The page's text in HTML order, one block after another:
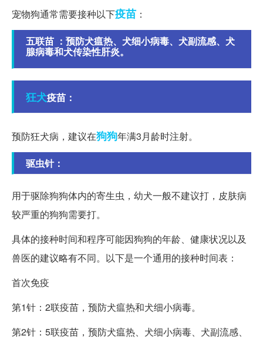
宠物狗通常需要接种以下疫苗 ：
五联苗 ：预防犬瘟热、犬细小病毒、犬副流感、犬
腺病毒和犬传染性肝炎。
狂犬疫苗：
预防狂犬病，建议在狗狗年满3月龄时注射。
驱虫针：
用于驱除狗狗体内的寄生虫，幼犬一般不建议打，皮肤病
较严重的狗狗需要打。
具体的接种时间和程序可能因狗狗的年龄、健康状况以及
兽医的建议略有不同。以下是一个通用的接种时间表：
首次免疫
第1针：2联疫苗，预防犬瘟热和犬细小病毒。
第2针：5联疫苗，预防犬瘟热、犬细小病毒、犬副流感、